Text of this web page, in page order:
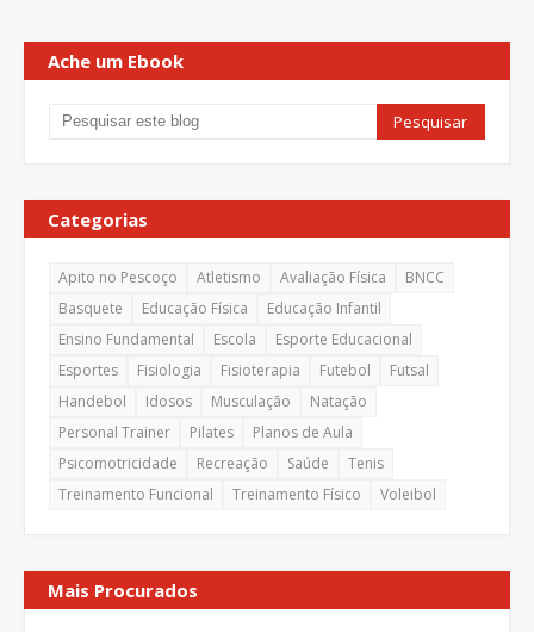
Ache um Ebook
Categorias
Apito no Pescoço Atletismo Avaliação Física
BNCC
Basquete
Educação Física
Educação Infantil
Ensino Fundamental
Escola
Esporte Educacional
Esportes
Fisiologia Fisioterapia Futebol
Futsal
Handebol
Idosos Musculação
Natação
Personal Trainer
Pilates
Planos de Aula
Psicomotricidade
Recreação Saúde
Tenis
Treinamento Funcional
Treinamento Físico Voleibol
Mais Procurados